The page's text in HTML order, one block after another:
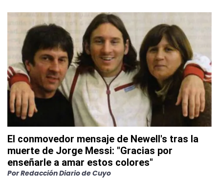
El conmovedor mensaje de Newell's tras la
muerte de Jorge Messi: "Gracias por
enseñarle a amar estos colores"
PorRedacción Diario de Cuyo